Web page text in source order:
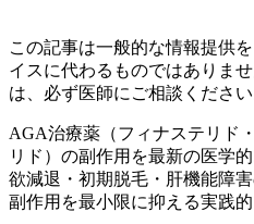
この記事は一般的な情報提供
イスに代わるものではありま
は、必ず医師にご相談ください
AGA治療薬（フィナステリド
リド）の副作用を最新の医学
欲減退・初期脱毛・肝機能障
副作用を最小限に抑える実践